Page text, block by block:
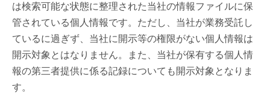
は検索可能な状態に整理された当社の情報ファイルに保
管されている個人情報です。ただし、当社が業務受託し
ているに過ぎず、当社に開示等の権限がない個人情報は
開示対象とはなりません。また、当社が保有する個人情
報の第三者提供に係る記録についても開示対象となりま
す。